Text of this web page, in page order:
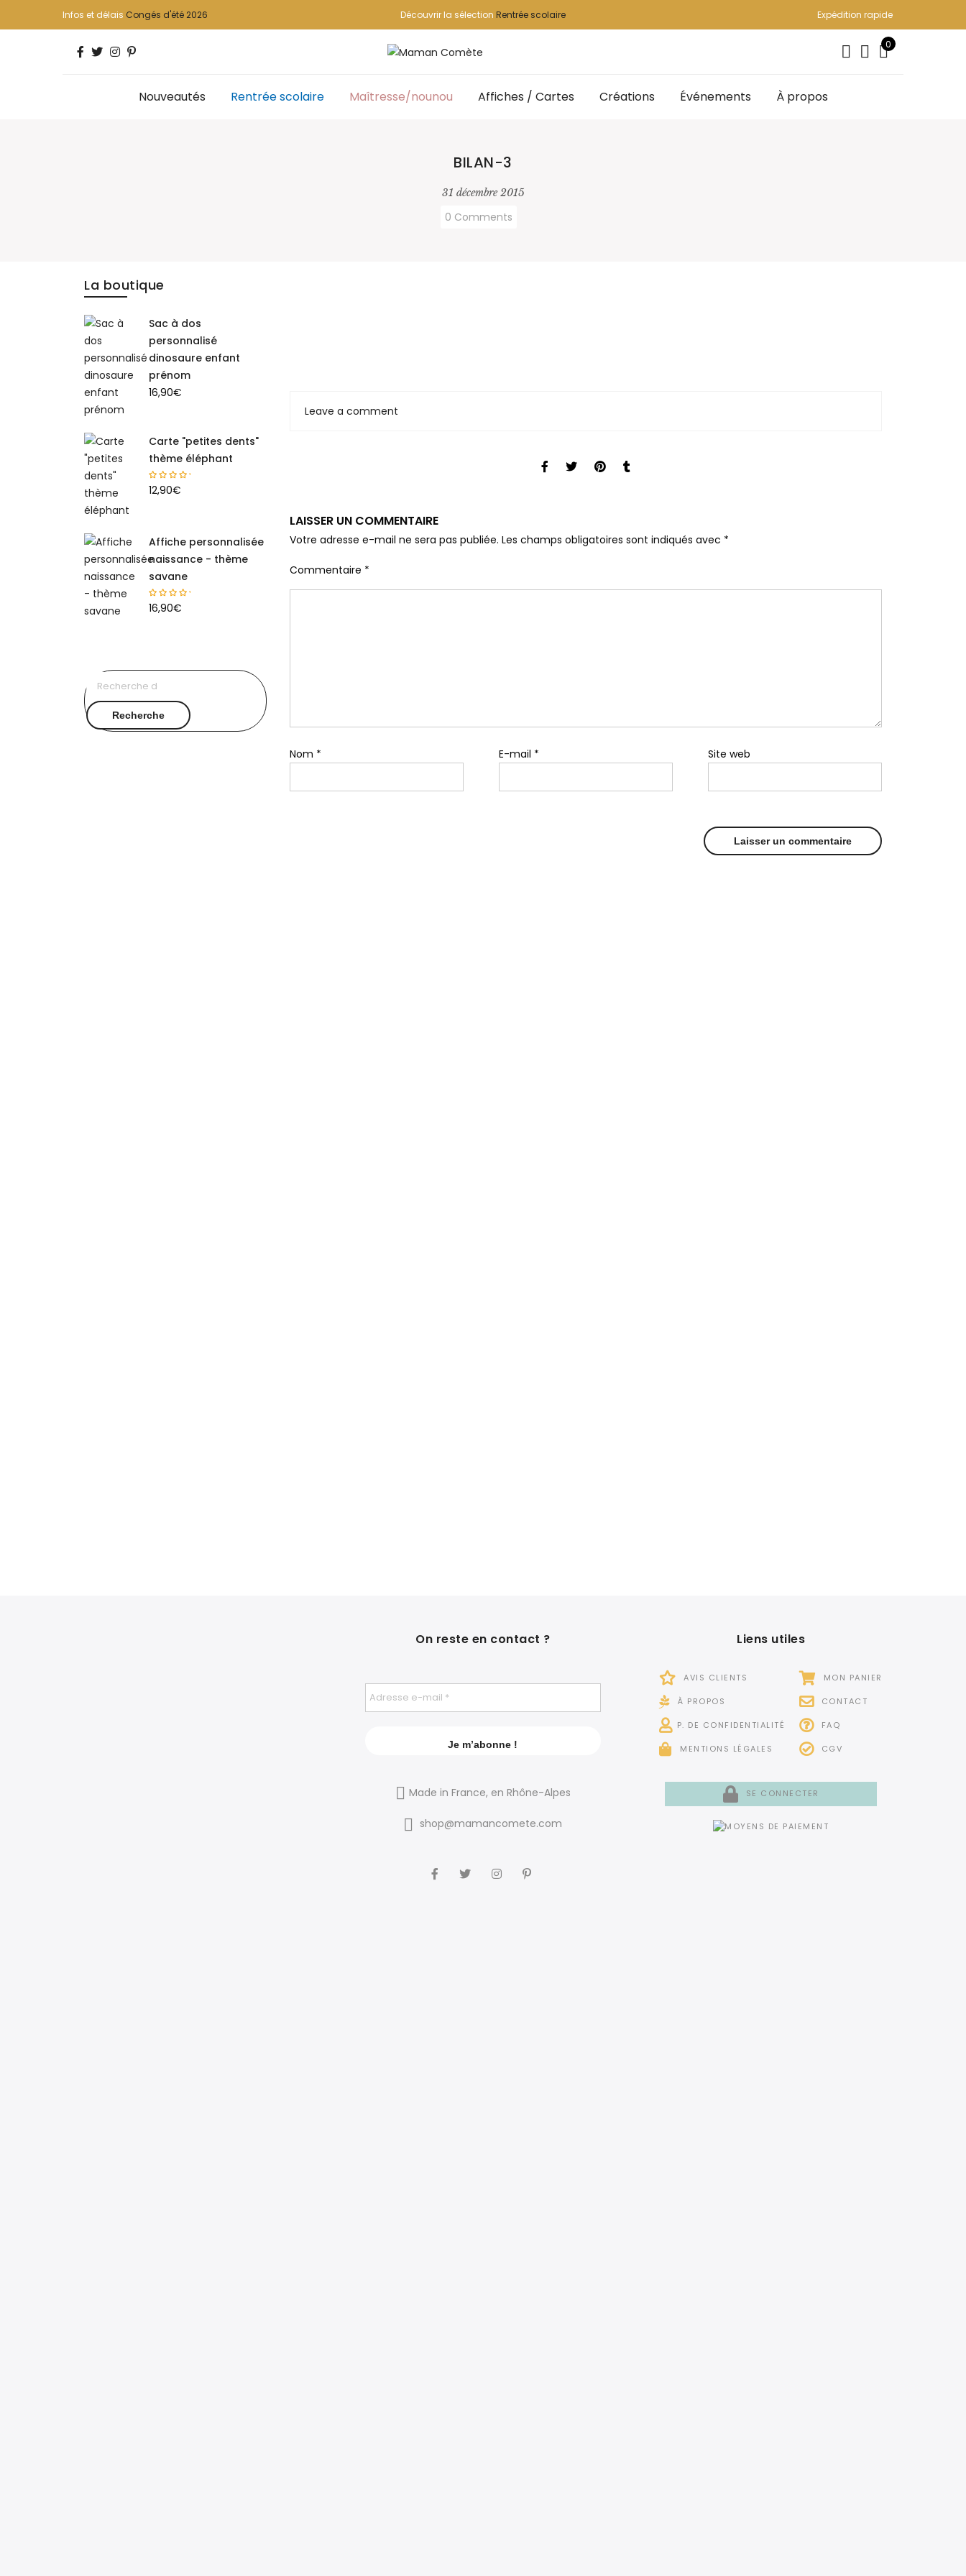
Infos et délais Congés d'été 2026 Découvrir la sélection Rentrée scolaire Expédition rapide
0
Nouveautés Rentrée scolaire Maîtresse/nounou Affiches / Cartes Créations Événements À propos
BILAN-3
31 décembre 2015
0 Comments
Leave a comment
LAISSER UN COMMENTAIRE
Votre adresse e-mail ne sera pas publiée. Les champs obligatoires sont indiqués avec *
Commentaire *
Nom * E-mail * Site web
La boutique
Sac à dos
personnalisé
dinosaure enfant
prénom
16,90€
Carte "petites dents"
thème éléphant
12,90€
Affiche personnalisée
naissance - thème
savane
16,90€
pour :
Recherche
On reste en contact ?
Made in France, en Rhône-Alpes
shop@mamancomete.com
Liens utiles
AVIS CLIENTS
À PROPOS
P. DE CONFIDENTIALITÉ
MENTIONS LÉGALES
MON PANIER
CONTACT
FAQ
CGV
SE CONNECTER